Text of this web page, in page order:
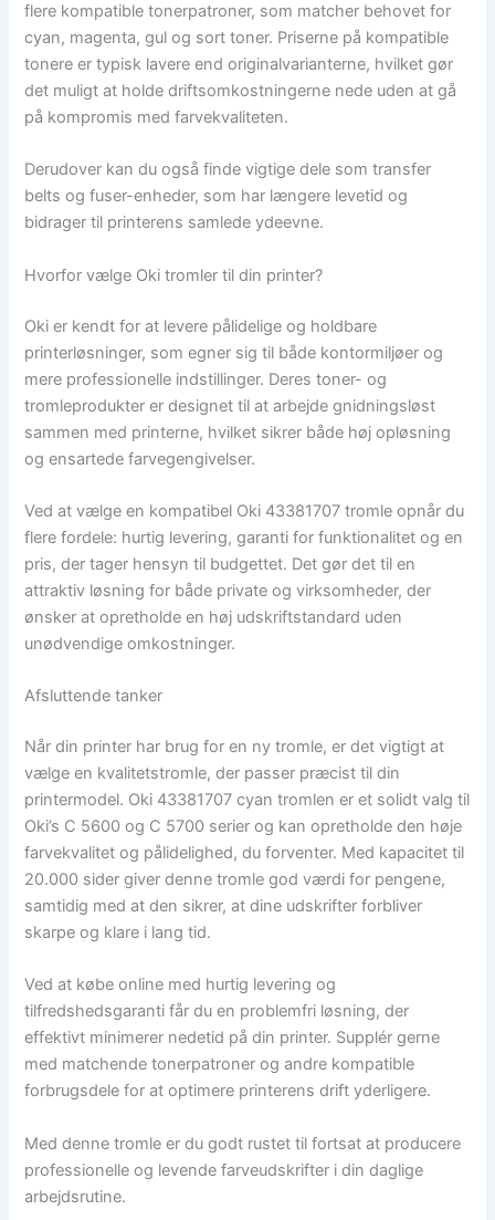
flere kompatible tonerpatroner, som matcher behovet for
cyan, magenta, gul og sort toner. Priserne på kompatible
tonere er typisk lavere end originalvarianterne, hvilket gør
det muligt at holde driftsomkostningerne nede uden at gå
på kompromis med farvekvaliteten.
Derudover kan du også finde vigtige dele som transfer
belts og fuser-enheder, som har længere levetid og
bidrager til printerens samlede ydeevne.
Hvorfor vælge Oki tromler til din printer?
Oki er kendt for at levere pålidelige og holdbare
printerløsninger, som egner sig til både kontormiljøer og
mere professionelle indstillinger. Deres toner- og
tromleprodukter er designet til at arbejde gnidningsløst
sammen med printerne, hvilket sikrer både høj opløsning
og ensartede farvegengivelser.
Ved at vælge en kompatibel Oki 43381707 tromle opnår du
flere fordele: hurtig levering, garanti for funktionalitet og en
pris, der tager hensyn til budgettet. Det gør det til en
attraktiv løsning for både private og virksomheder, der
ønsker at opretholde en høj udskriftstandard uden
unødvendige omkostninger.
Afsluttende tanker
Når din printer har brug for en ny tromle, er det vigtigt at
vælge en kvalitetstromle, der passer præcist til din
printermodel. Oki 43381707 cyan tromlen er et solidt valg til
Oki’s C 5600 og C 5700 serier og kan opretholde den høje
farvekvalitet og pålidelighed, du forventer. Med kapacitet til
20.000 sider giver denne tromle god værdi for pengene,
samtidig med at den sikrer, at dine udskrifter forbliver
skarpe og klare i lang tid.
Ved at købe online med hurtig levering og
tilfredshedsgaranti får du en problemfri løsning, der
effektivt minimerer nedetid på din printer. Supplér gerne
med matchende tonerpatroner og andre kompatible
forbrugsdele for at optimere printerens drift yderligere.
Med denne tromle er du godt rustet til fortsat at producere
professionelle og levende farveudskrifter i din daglige
arbejdsrutine.